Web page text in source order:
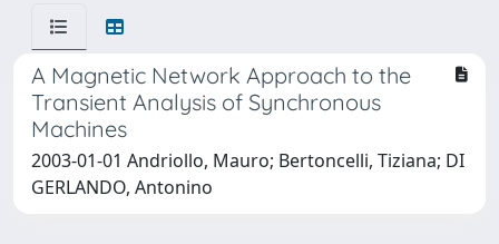
A Magnetic Network Approach to the
Transient Analysis of Synchronous
Machines
2003-01-01 Andriollo, Mauro; Bertoncelli, Tiziana; DI
GERLANDO, Antonino